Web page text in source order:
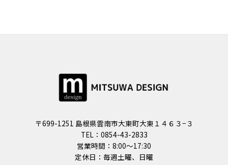
〒699-1251 島根県雲南市大東町大東１４６３−３
TEL：0854-43-2833
営業時間：8:00〜17:30
定休日：毎週土曜、日曜